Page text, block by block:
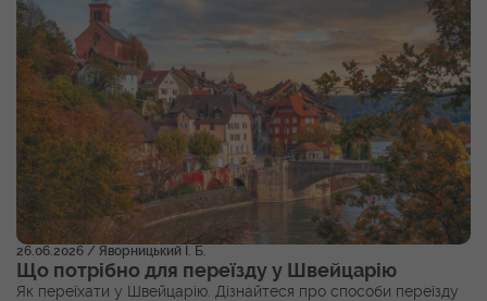
26.06.2026 / Яворницький І. Б.
Що потрібно для переїзду у Швейцарію
Як переїхати у Швейцарію. Дізнайтеся про способи переїзду